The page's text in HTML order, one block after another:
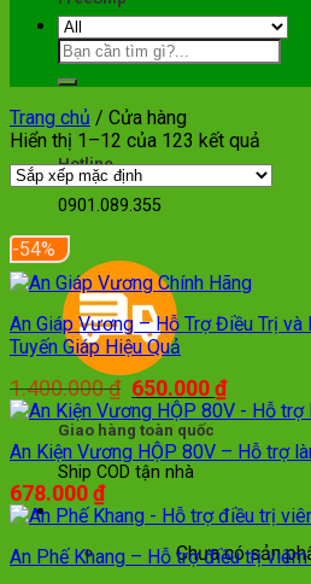
Toàn Quốc
Hotline
0901.089.355
Giao hàng toàn quốc
Ship COD tận nhà
Giỏ hàng
Chưa có sản
Trang chủ / Cửa hàng
Hiển thị 1–12 của 123 kết quả
-54%
An Giáp Vương – Hỗ Trợ Điều Trị và
Tuyến Giáp Hiệu Quả
1.400.000₫ Giá
gốc
là:
1.400.000 ₫.
650.000₫Giá
hiện
là:
An Kiện Vương HỘP 80V – Hỗ trợ
678.000₫
An Phế Khang – Hỗ trợ điều trị